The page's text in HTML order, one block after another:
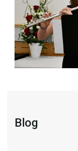
Blog